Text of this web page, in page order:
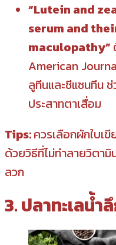
“Lutein and
serum and
maculopathy”
American
ลูทีนและซีแซนทีน
ประสาทตาเสื่อม
Tips:ควรเลือกผักใบเ
ด้วยวิธีที่ไม่ทำลายวิตามิ
ลวก
3. ปลาทะเลน้